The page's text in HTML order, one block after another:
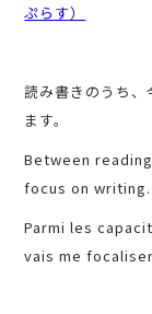
ぷらす）
読み書きのうち
ます。
Between
focus on writing.
Parmi les
vais me